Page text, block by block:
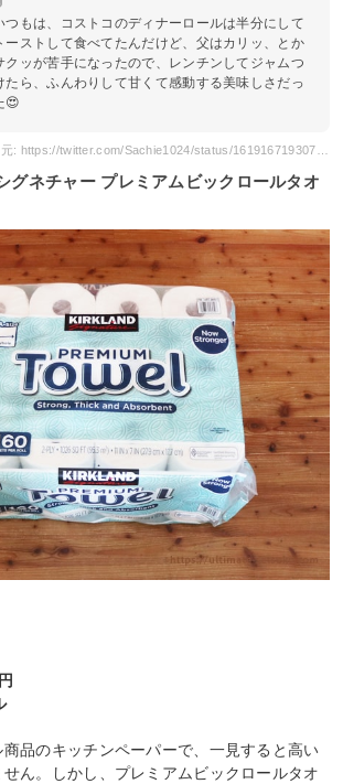
つもは、コストコのディナーロールは半分にして
ーストして食べてたんだけど、父はカリッ、とか
クッが苦手になったので、レンチンしてジャムつ
たら、ふんわりして甘くて感動する美味しさだっ
😍
ネチャー プレミアムビックロールタオ
品のキッチンペーパーで、一見すると高い
ん。しかし、プレミアムビックロールタオ